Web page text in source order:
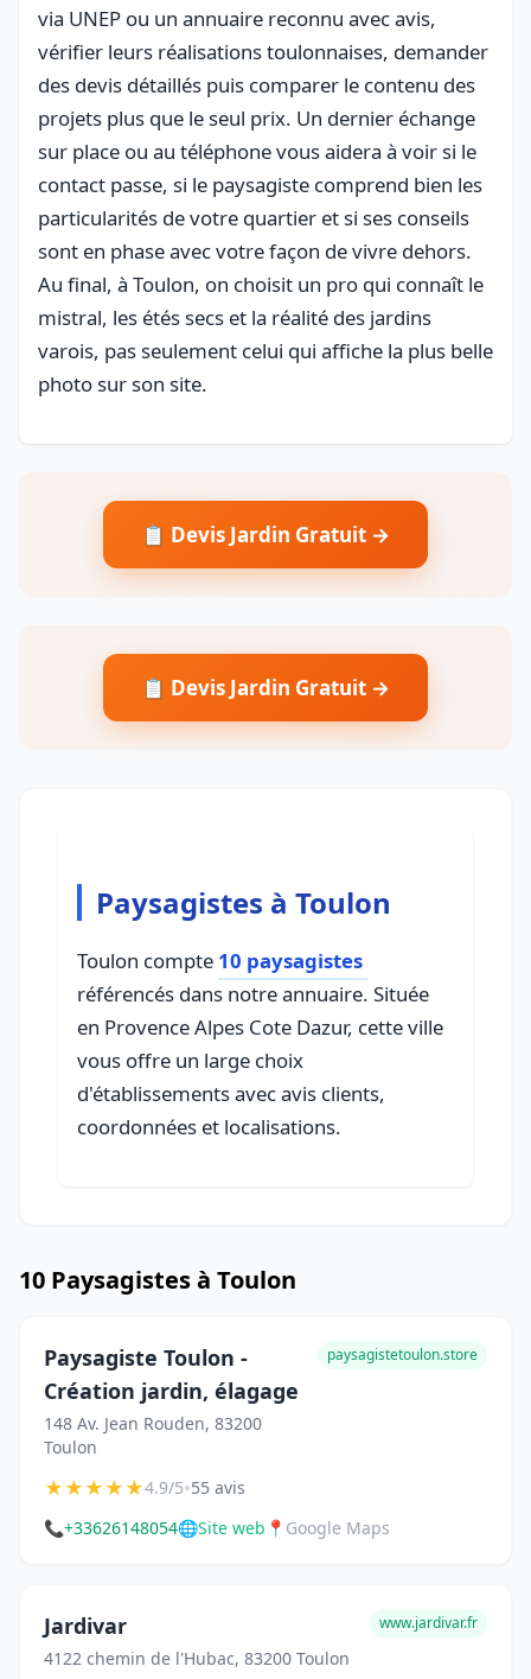
via UNEP ou un annuaire reconnu avec avis,
vérifier leurs réalisations toulonnaises, demander
des devis détaillés puis comparer le contenu des
projets plus que le seul prix. Un dernier échange
sur place ou au téléphone vous aidera à voir si le
contact passe, si le paysagiste comprend bien les
particularités de votre quartier et si ses conseils
sont en phase avec votre façon de vivre dehors.
Au final, à Toulon, on choisit un pro qui connaît le
mistral, les étés secs et la réalité des jardins
varois, pas seulement celui qui affiche la plus belle
photo sur son site.
📋 Devis Jardin Gratuit →
📋 Devis Jardin Gratuit →
Paysagistes à Toulon
Toulon compte 10 paysagistes
référencés dans notre annuaire. Située
en Provence Alpes Cote Dazur, cette ville
vous offre un large choix
d'établissements avec avis clients,
coordonnées et localisations.
10 Paysagistes à Toulon
Paysagiste Toulon -
Création jardin, élagage
148 Av. Jean Rouden, 83200
Toulon
paysagistetoulon.store
★★★★★4.9/5•55 avis
📞+33626148054🌐Site web 📍 Google Maps
Jardivar
4122 chemin de l'Hubac, 83200 Toulon
www.jardivar.fr